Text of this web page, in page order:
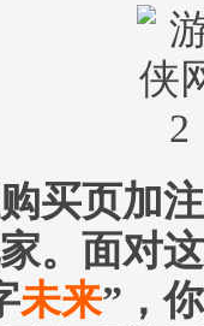
页加注
。面对
未来”，